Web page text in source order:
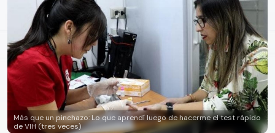
Más que un pinchazo: Lo que aprendí luego de hacerme el test rápido
de VIH (tres veces)